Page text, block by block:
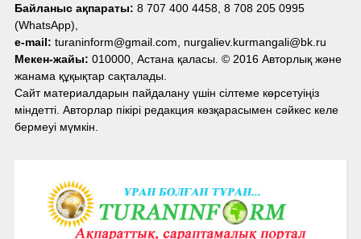
Байланыс ақпараты: 8 707 400 4458, 8 708 205 0995
(WhatsApp),
e-mail: turaninform@gmail.com, nurgaliev.kurmangali@bk.ru
Мекен-жайы: 010000, Астана қаласы. © 2016 Авторлық және
жанама құқықтар сақталады.
Сайт материалдарын пайдалану үшін сілтеме көрсетуіңіз
міндетті. Авторлар пікірі редакция көзқарасымен сәйкес келе
бермеуі мүмкін.